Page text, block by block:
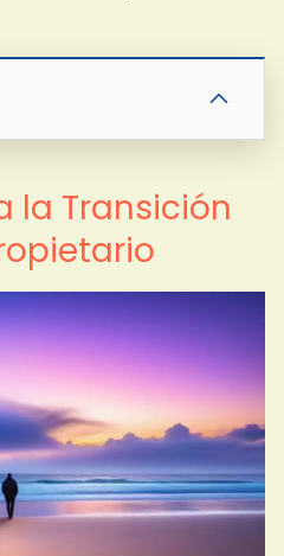
la Transición